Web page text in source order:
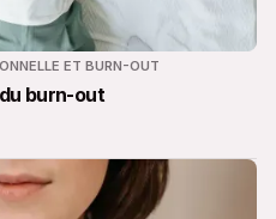
ET BURN-OUT
burn-out